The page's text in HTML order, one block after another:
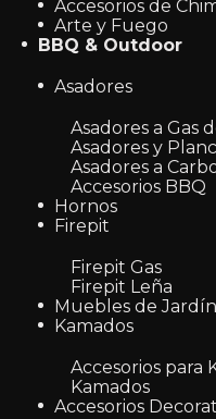
Accesorios de
Arte y Fuego
BBQ & Outdoor
Asadores
Asadores a Gas
Asadores y
Asadores a
Accesorios BBQ
Hornos
Firepit
Firepit Gas
Firepit Leña
Muebles de Jardín
Kamados
Accesorios para
Kamados
Accesorios